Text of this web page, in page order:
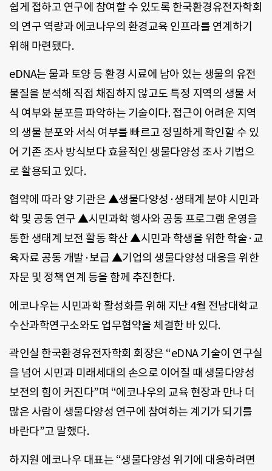
쉽게 접하고 연구에 참여할 수 있도록 한국환경유전자학회
의 연구 역량과 에코나우의 환경교육 인프라를 연계하기
위해 마련됐다.
eDNA는 물과 토양 등 환경 시료에 남아 있는 생물의 유전
물질을 분석해 직접 채집하지 않고도 특정 지역의 생물 서
식 여부와 분포를 파악하는 기술이다. 접근이 어려운 지역
의 생물 분포와 서식 여부를 빠르고 정밀하게 확인할 수 있
어 기존 조사 방식보다 효율적인 생물다양성 조사 기법으
로 활용되고 있다.
협약에 따라 양 기관은 ▲생물다양성·생태계 분야 시민과
학 및 공동 연구 ▲시민과학 행사와 공동 프로그램 운영을
통한 생태계 보전 활동 확산 ▲시민과 학생을 위한 학술·교
육자료 공동 개발·보급 ▲기업의 생물다양성 대응을 위한
자문 및 정책 연계 등을 함께 추진한다.
에코나우는 시민과학 활성화를 위해 지난 4월 전남대학교
수산과학연구소와도 업무협약을 체결한 바 있다.
곽인실 한국환경유전자학회 회장은 “eDNA 기술이 연구실
을 넘어 시민과 미래세대의 손으로 이어질 때 생물다양성
보전의 힘이 커진다”며 “에코나우의 교육 현장과 만나 더
많은 사람이 생물다양성 연구에 참여하는 계기가 되기를
바란다”고 말했다.
하지원 에코나우 대표는 “생물다양성 위기에 대응하려면